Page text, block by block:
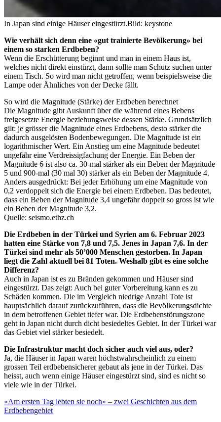
In Japan sind einige Häuser eingestürzt.Bild: keystone
Wie verhält sich denn eine «gut trainierte Bevölkerung» bei
einem so starken Erdbeben?
Wenn die Erschütterung beginnt und man in einem Haus ist,
welches nicht direkt einstürzt, dann sollte man Schutz suchen unter
einem Tisch. So wird man nicht getroffen, wenn beispielsweise die
Lampe oder Ähnliches von der Decke fällt.
So wird die Magnitude (Stärke) der Erdbeben berechnet
Die Magnitude gibt Auskunft über die während eines Bebens
freigesetzte Energie beziehungsweise dessen Stärke. Grundsätzlich
gilt: je grösser die Magnitude eines Erdbebens, desto stärker die
dadurch ausgelösten Bodenbewegungen. Die Magnitude ist ein
logarithmischer Wert. Ein Anstieg um eine Magnitude bedeutet
ungefähr eine Verdreissigfachung der Energie. Ein Beben der
Magnitude 6 ist also ca. 30-mal stärker als ein Beben der Magnitude
5 und 900-mal (30 mal 30) stärker als ein Beben der Magnitude 4.
Anders ausgedrückt: Bei jeder Erhöhung um eine Magnitude von
0,2 verdoppelt sich die Energie bei einem Erdbeben. Das bedeutet,
dass ein Beben der Magnitude 3,4 ungefähr doppelt so gross ist wie
ein Beben der Magnitude 3,2.
Quelle: seismo.ethz.ch
Die Erdbeben in der Türkei und Syrien am 6. Februar 2023
hatten eine Stärke von 7,8 und 7,5. Jenes in Japan 7,6. In der
Türkei sind mehr als 50’000 Menschen gestorben. In Japan
liegt die Zahl aktuell bei 81 Toten. Weshalb gibt es eine solche
Differenz?
Auch in Japan ist es zu Bränden gekommen und Häuser sind
eingestürzt. Das zeigt: Auch bei guter Vorbereitung kann es zu
Schäden kommen. Die im Vergleich niedrige Anzahl Tote ist
hauptsächlich darauf zurückzuführen, dass die Bevölkerungsdichte
in dem betroffenen Gebiet tiefer war. Die Erdbebenstörungszone
geht in Japan nicht durch dicht besiedeltes Gebiet. In der Türkei war
das Gebiet viel stärker besiedelt.
Die Infrastruktur macht doch sicher auch viel aus, oder?
Ja, die Häuser in Japan waren höchstwahrscheinlich zu einem
grossen Teil erdbebensicherer gebaut als jene in der Türkei. Das
heisst, auch wenn einige Häuser eingestürzt sind, sind es nicht so
viele wie in der Türkei.
«Am ersten Tag lebten sie noch» – zwei Geschichten aus dem
Erdbebengebiet